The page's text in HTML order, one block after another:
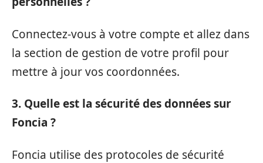
Connectez-vous à votre compte et allez dans
la section de gestion de votre profil pour
mettre à jour vos coordonnées.
3. Quelle est la sécurité des données sur
Foncia ?
Foncia utilise des protocoles de sécurité